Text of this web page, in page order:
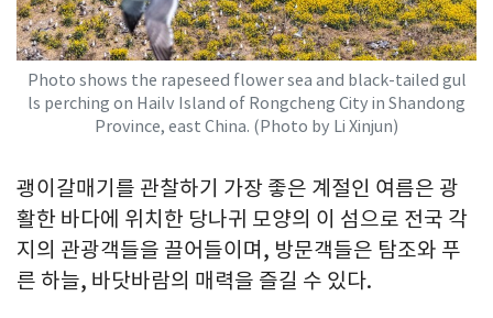
Photo shows the rapeseed flower sea and black-tailed gul
ls perching on Hailv Island of Rongcheng City in Shandong
Province, east China. (Photo by Li Xinjun)
괭이갈매기를 관찰하기 가장 좋은 계절인 여름은 광
활한 바다에 위치한 당나귀 모양의 이 섬으로 전국 각
지의 관광객들을 끌어들이며, 방문객들은 탐조와 푸
른 하늘, 바닷바람의 매력을 즐길 수 있다.